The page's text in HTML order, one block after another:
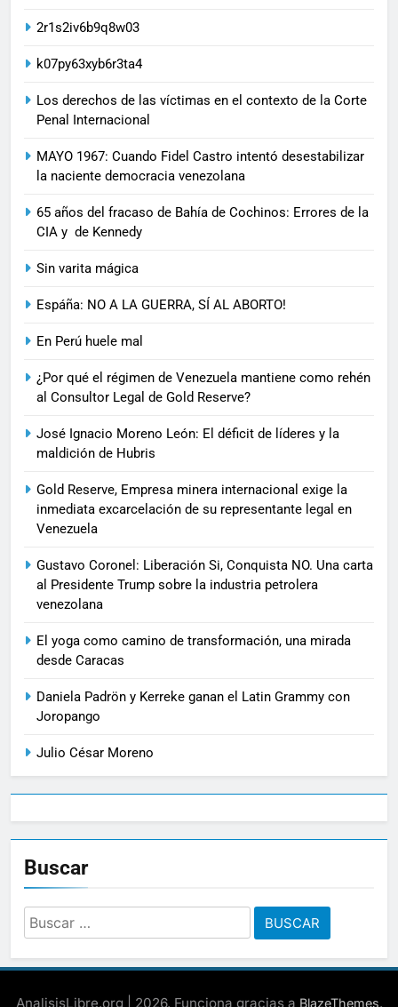
2r1s2iv6b9q8w03
k07py63xyb6r3ta4
Los derechos de las víctimas en el contexto de la Corte
Penal Internacional
MAYO 1967: Cuando Fidel Castro intentó desestabilizar
la naciente democracia venezolana
65 años del fracaso de Bahía de Cochinos: Errores de la
CIA y de Kennedy
Sin varita mágica
Espáña: NO A LA GUERRA, SÍ AL ABORTO!
En Perú huele mal
¿Por qué el régimen de Venezuela mantiene como rehén
al Consultor Legal de Gold Reserve?
José Ignacio Moreno León: El déficit de líderes y la
maldición de Hubris
Gold Reserve, Empresa minera internacional exige la
inmediata excarcelación de su representante legal en
Venezuela
Gustavo Coronel: Liberación Si, Conquista NO. Una carta
al Presidente Trump sobre la industria petrolera
venezolana
El yoga como camino de transformación, una mirada
desde Caracas
Daniela Padrön y Kerreke ganan el Latin Grammy con
Joropango
Julio César Moreno
Buscar
Buscar:
AnalisisLibre.org | 2026. Funciona gracias a BlazeThemes.